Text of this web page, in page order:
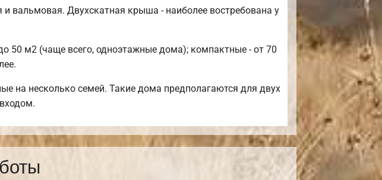
вальмовая. Двухскатная крыша - наиболее востребована у
50 м2 (чаще всего, одноэтажные дома); компактные - от 70
на несколько семей. Такие дома предполагаются для двух